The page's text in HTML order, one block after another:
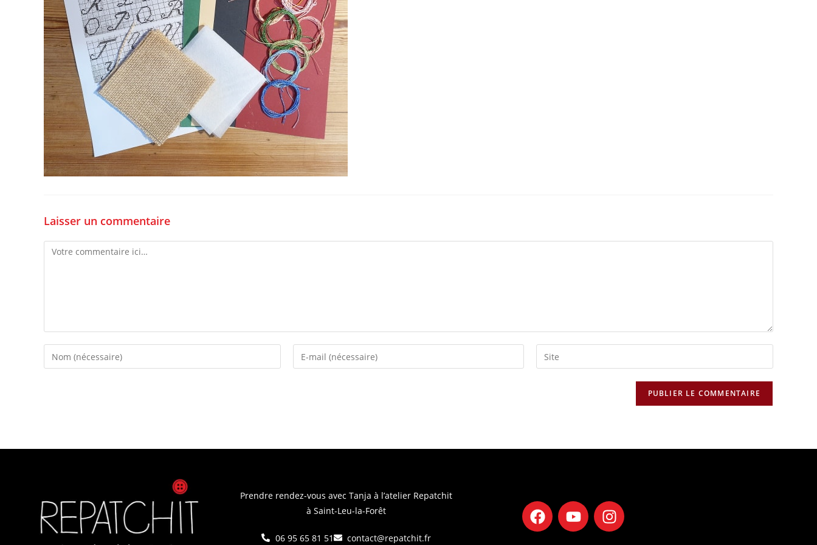
Laisser un commentaire
Prendre rendez-vous avec Tanja à l’atelier Repatchit
à Saint-Leu-la-Forêt
06 95 65 81 51 contact@repatchit.fr